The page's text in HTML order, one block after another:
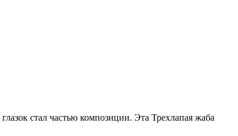
стал частью композиции. Эта Трехлапая жаба